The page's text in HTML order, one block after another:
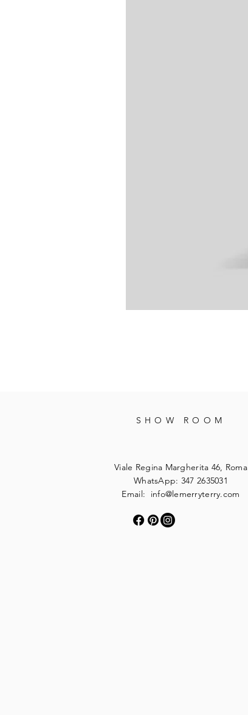
SHOW ROOM
Viale Regina Margherita 46, Roma
WhatsApp: 347 2635031
Email: info@lemerryterry.com